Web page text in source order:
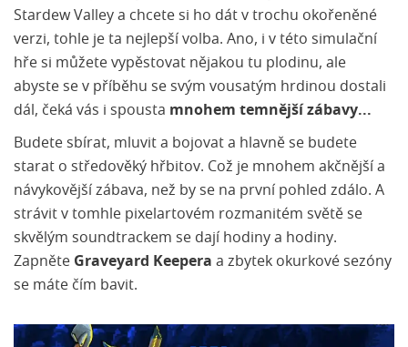
Stardew Valley a chcete si ho dát v trochu okořeněné
verzi, tohle je ta nejlepší volba. Ano, i v této simulační
hře si můžete vypěstovat nějakou tu plodinu, ale
abyste se v příběhu se svým vousatým hrdinou dostali
dál, čeká vás i spousta mnohem temnější zábavy...
Budete sbírat, mluvit a bojovat a hlavně se budete
starat o středověký hřbitov. Což je mnohem akčnější a
návykovější zábava, než by se na první pohled zdálo. A
strávit v tomhle pixelartovém rozmanitém světě se
skvělým soundtrackem se dají hodiny a hodiny.
Zapněte Graveyard Keepera a zbytek okurkové sezóny
se máte čím bavit.